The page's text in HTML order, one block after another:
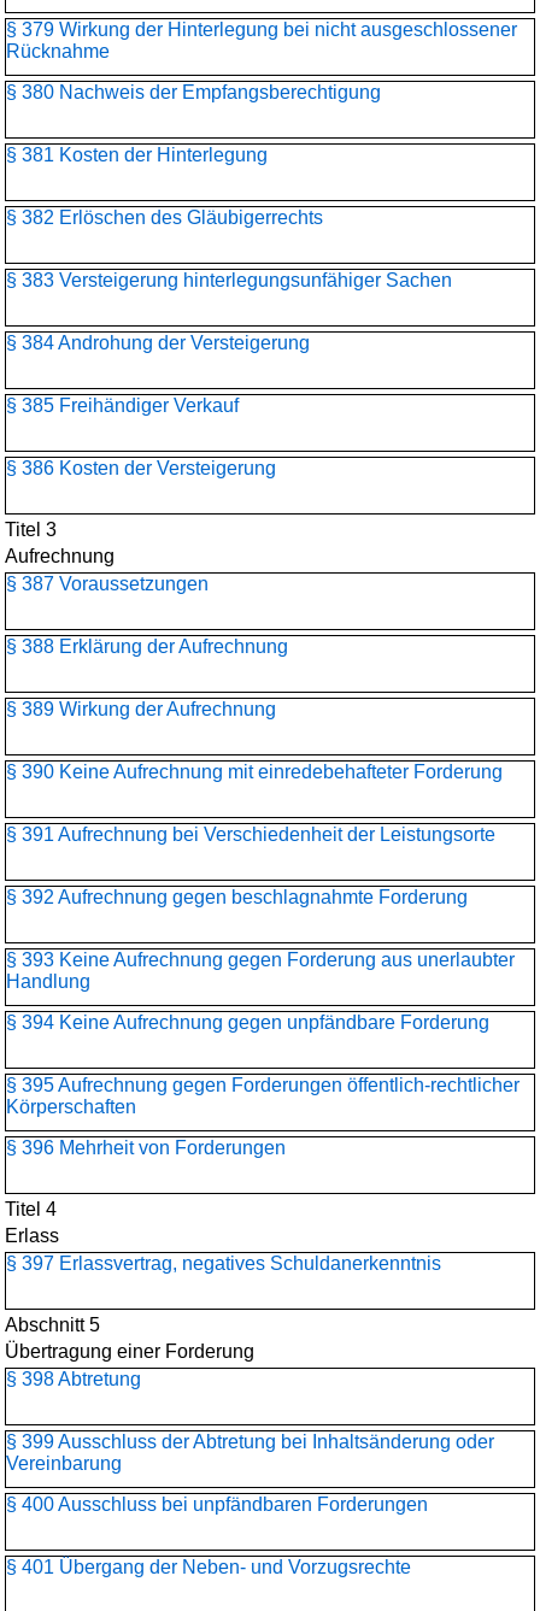
§ 379 Wirkung der Hinterlegung bei nicht ausgeschlossener
Rücknahme
§ 380 Nachweis der Empfangsberechtigung
§ 381 Kosten der Hinterlegung
§ 382 Erlöschen des Gläubigerrechts
§ 383 Versteigerung hinterlegungsunfähiger Sachen
§ 384 Androhung der Versteigerung
§ 385 Freihändiger Verkauf
§ 386 Kosten der Versteigerung
Titel 3
Aufrechnung
§ 387 Voraussetzungen
§ 388 Erklärung der Aufrechnung
§ 389 Wirkung der Aufrechnung
§ 390 Keine Aufrechnung mit einredebehafteter Forderung
§ 391 Aufrechnung bei Verschiedenheit der Leistungsorte
§ 392 Aufrechnung gegen beschlagnahmte Forderung
§ 393 Keine Aufrechnung gegen Forderung aus unerlaubter
Handlung
§ 394 Keine Aufrechnung gegen unpfändbare Forderung
§ 395 Aufrechnung gegen Forderungen öffentlich-rechtlicher
Körperschaften
§ 396 Mehrheit von Forderungen
Titel 4
Erlass
§ 397 Erlassvertrag, negatives Schuldanerkenntnis
Abschnitt 5
Übertragung einer Forderung
§ 398 Abtretung
§ 399 Ausschluss der Abtretung bei Inhaltsänderung oder
Vereinbarung
§ 400 Ausschluss bei unpfändbaren Forderungen
§ 401 Übergang der Neben- und Vorzugsrechte